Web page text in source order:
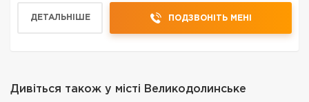
ДЕТАЛЬНІШЕ ПОДЗВОНІТЬ МЕНІ
Дивіться також у місті Великодолинське